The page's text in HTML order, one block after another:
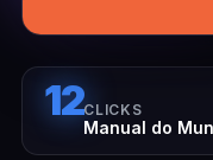
12CLICKS
Manual do